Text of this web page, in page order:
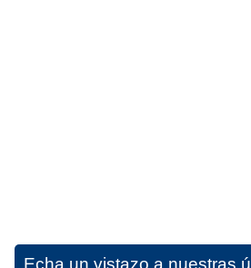
Echa un vistazo a nuestras